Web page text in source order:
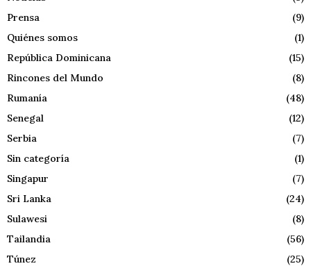
Prensa
(9)
Quiénes somos
(1)
República Dominicana
(15)
Rincones del Mundo
(8)
Rumanía
(48)
Senegal
(12)
Serbia
(7)
Sin categoría
(1)
Singapur
(7)
Sri Lanka
(24)
Sulawesi
(8)
Tailandia
(56)
Túnez
(25)